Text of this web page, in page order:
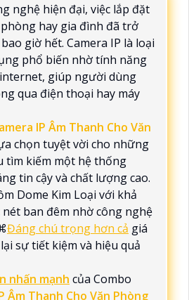
nghệ hiện đại, việc lắp đặt
hay gia đình đã trở
giờ hết. Camera IP là loại
phổ biến nhờ tính năng
giúp người dùng
qua điện thoại hay máy
IP Âm Thanh Cho Văn
chọn tuyệt vời cho những
tìm kiếm một hệ thống
tin cậy và chất lượng cao.
Dome Kim Loại với khả
nét ban đêm nhờ công nghệ
Đáng chú trọng hơn cả giá
sự tiết kiệm và hiệu quả
nhấn mạnh của Combo
Âm Thanh Cho Văn Phòng